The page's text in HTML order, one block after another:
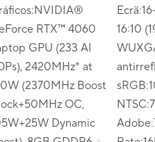
RTX™ 4060
GPU (233 AI
2420MHz* at
(2370MHz Boost
OC,
Dynamic
16:10